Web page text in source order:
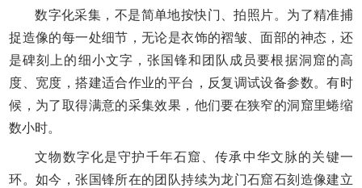
数字化采集，不是简单地按快门、拍照片。为了精准捕
捉造像的每一处细节，无论是衣饰的褶皱、面部的神态，还
是碑刻上的细小文字，张国锋和团队成员要根据洞窟的高
度、宽度，搭建适合作业的平台，反复调试设备参数。有时
候，为了取得满意的采集效果，他们要在狭窄的洞窟里蜷缩
数小时。
文物数字化是守护千年石窟、传承中华文脉的关键一
环。如今，张国锋所在的团队持续为龙门石窟石刻造像建立